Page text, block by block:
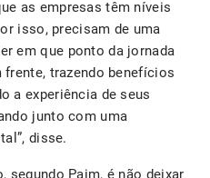
as empresas têm níveis
isso, precisam de uma
em que ponto da jornada
trazendo benefícios
a experiência de seus
junto com uma
disse.
segundo Paim, é não deixar